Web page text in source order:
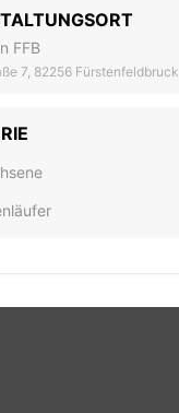
FFB
7, 82256 Fürstenfeldbruck